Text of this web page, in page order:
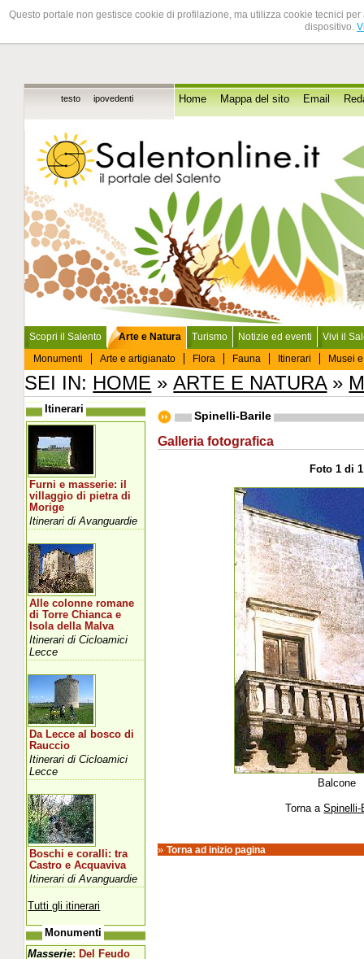
Questo portale non gestisce cookie di profilazione, ma utilizza cookie tecnici
dispositivo.
testo ipovedenti Home Mappa del sito Email
Scopri il Salento
Arte e Natura
Monumenti
Arte e artigianato Flora Fauna Itinerari Musei
Turismo Notizie ed eventi Vivi il
SEI IN: HOME »ARTE E NATURA»
Spinelli-Barile
Galleria fotografica
Foto 1 di 1
Balcone
Torna aSpinelli-
» Torna ad inizio pagina
Itinerari
Furni e masserie: il
villaggio di pietra di
Morige
Itinerari di Avanguardie
Alle colonne romane
di Torre Chianca e
Isola della Malva
Itinerari di Cicloamici
Lecce
Da Lecce al bosco di
Rauccio
Itinerari di Cicloamici
Lecce
Boschi e coralli: tra
Castro e Acquaviva
Itinerari di Avanguardie
Tutti gli itinerari
Monumenti
Masserie: Del Feudo